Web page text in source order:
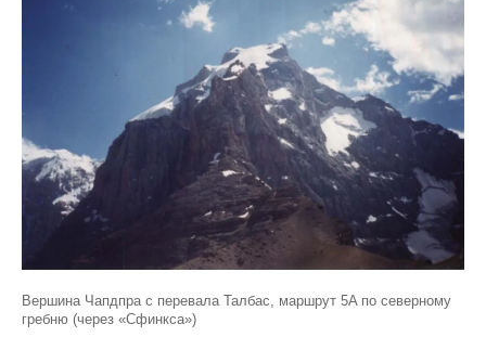
Вершина Чапдпра с перевала Талбас, маршрут 5A по северному
гребню (через «Сфинкса»)